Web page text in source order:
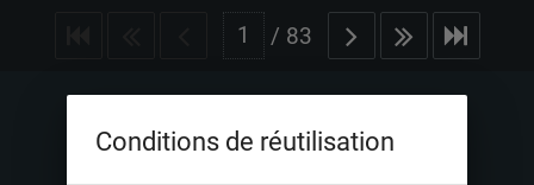
/ 83
Conditions de réutilisation